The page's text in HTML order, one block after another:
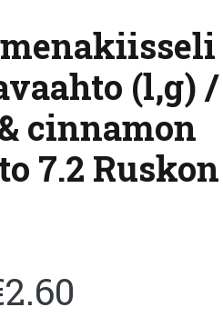
(l,g) /
cinnamon
7.2 Ruskon
2.60